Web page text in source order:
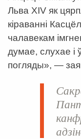
Льва XIV як
кіраванні
чалавекам
думае, слухае і
погляды», —